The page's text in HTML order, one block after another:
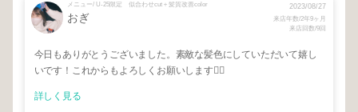
メニュー/ U-25限定 似合わせcut＋髪質改善color
おぎ
2023/08/27
来店年数/2年9ヶ月
来店回数/9回
今日もありがとうございました。素敵な髪色にしていただいて嬉し
いです！これからもよろしくお願いします🙇‍♀️
詳しく見る